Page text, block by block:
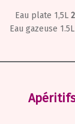
Eau plate 1,5L
Eau gazeuse 1.5L